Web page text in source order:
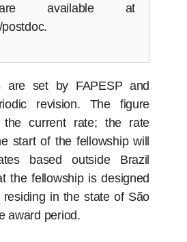
available at
are set by FAPESP and
revision. The figure
the current rate; the rate
start of the fellowship will
based outside Brazil
the fellowship is designed
residing in the state of São
award period.